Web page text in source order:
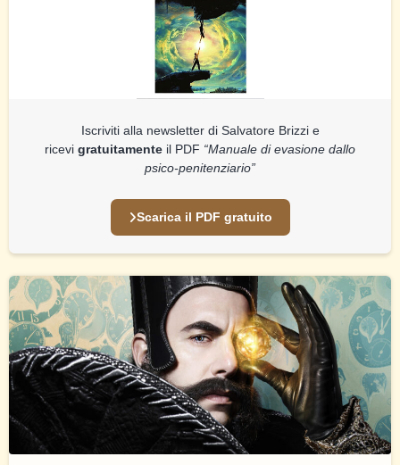
Iscriviti alla newsletter di Salvatore Brizzi e
ricevi gratuitamente il PDF “Manuale di evasione dallo
psico-penitenziario”
Scarica il PDF gratuito